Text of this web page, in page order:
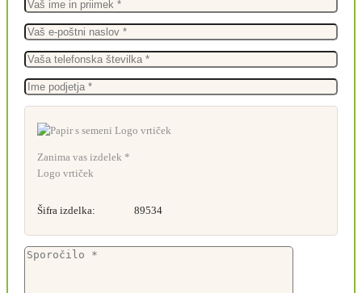
Zanima vas izdelek *
Logo vrtiček
Šifra izdelka: 89534